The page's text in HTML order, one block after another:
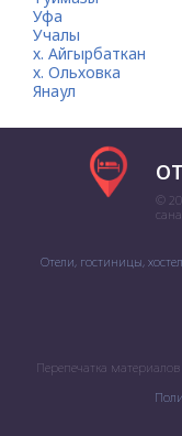
Уфа
Учалы
х. Айгырбаткан
х. Ольховка
Янаул
©
Отели, гостиницы,
Перепечатка